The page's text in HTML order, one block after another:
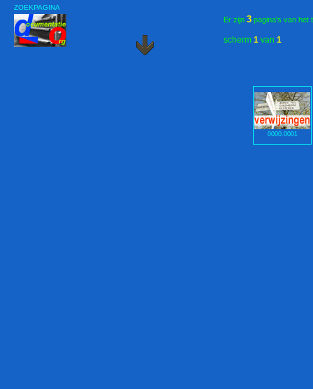
ZOEKPAGINA
Er zijn 3 pagina's van het
0000.0001
scherm 1 van 1